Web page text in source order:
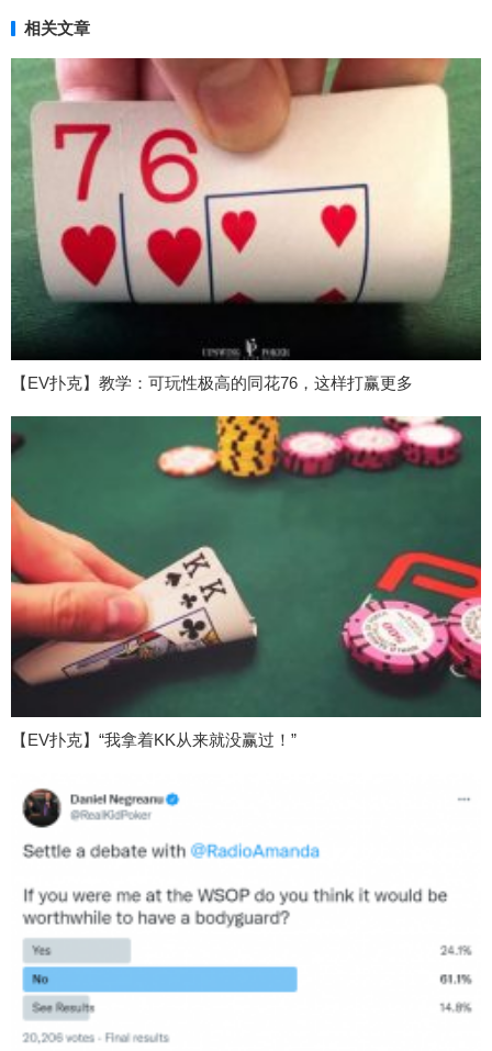
相关文章
【EV扑克】教学：可玩性极高的同花76，这样打赢更多
【EV扑克】“我拿着KK从来就没赢过！”